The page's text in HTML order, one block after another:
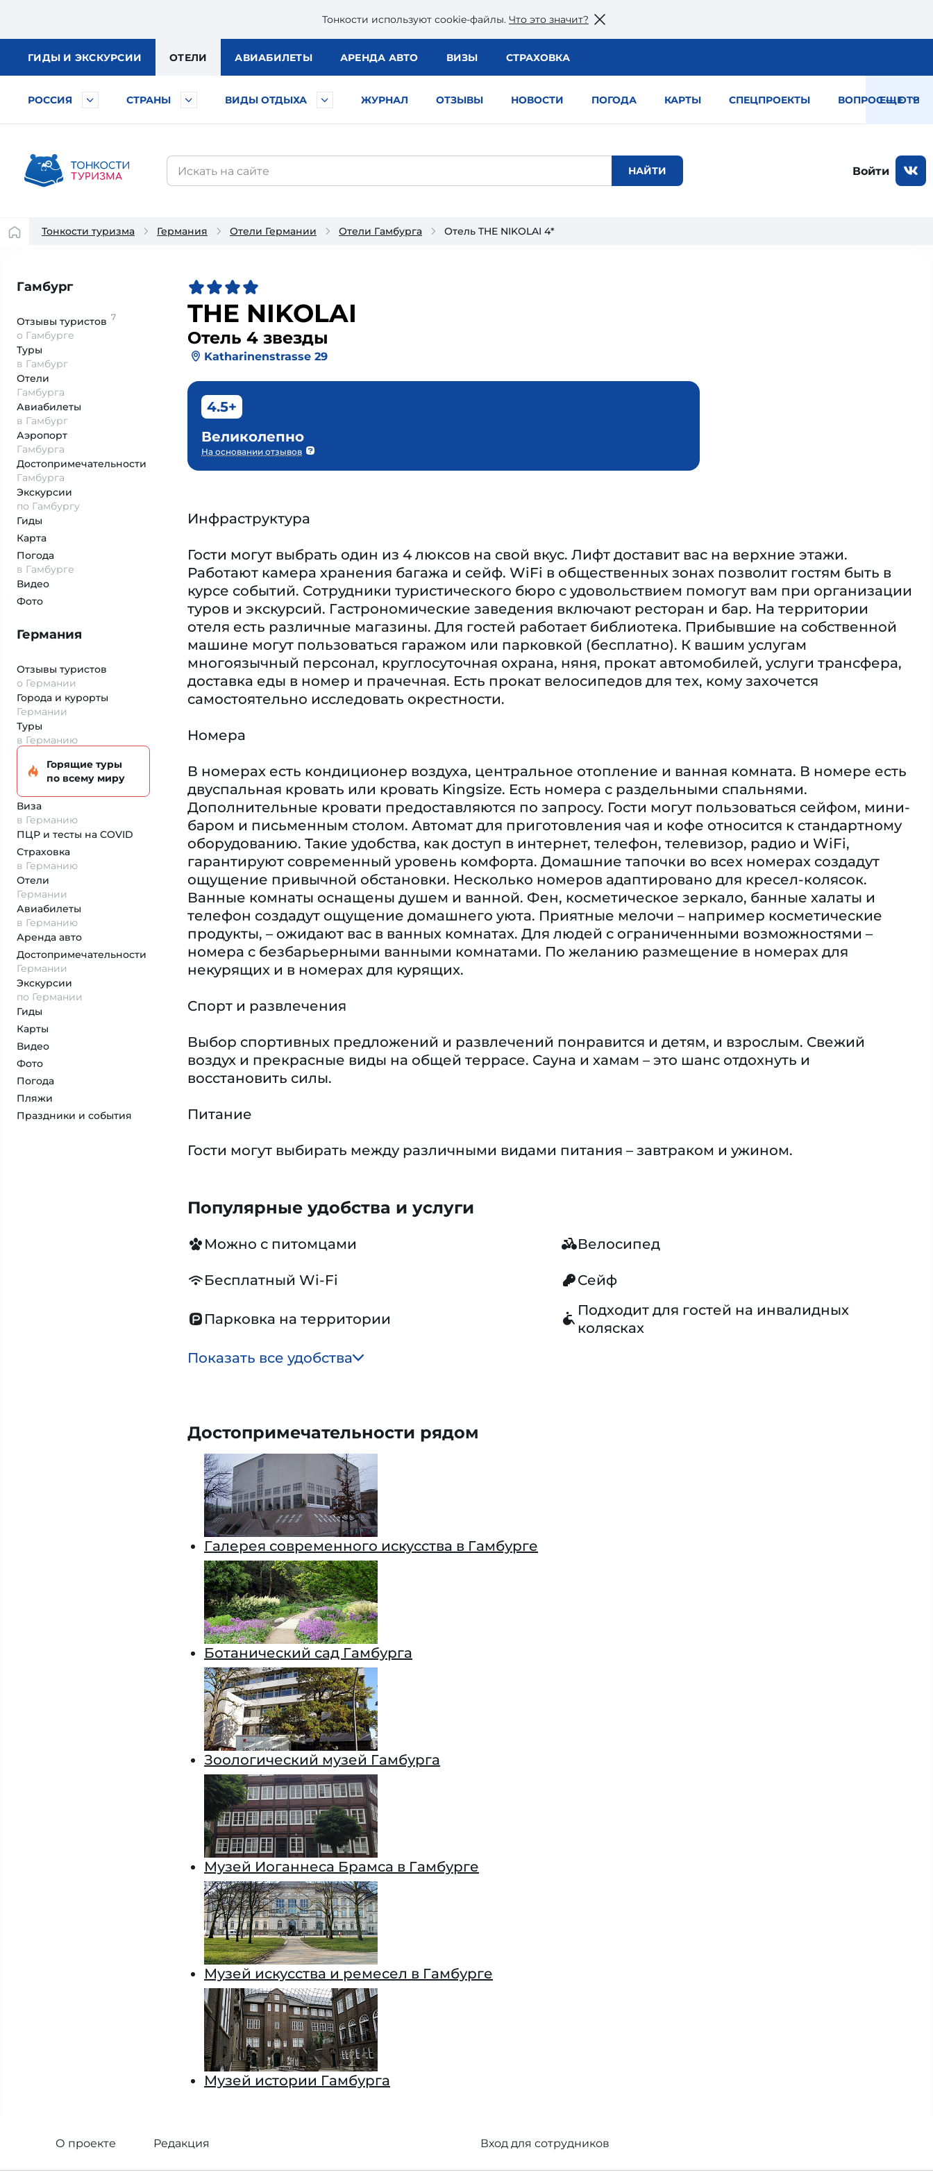
Тонкости используют сookie-файлы. Что это значит?
ГИДЫ И ЭКСКУРСИИ ОТЕЛИ АВИАБИЛЕТЫ АРЕНДА АВТО ВИЗЫ СТРАХОВКА
РОССИЯ СТРАНЫ ВИДЫ ОТДЫХА ЖУРНАЛ ОТЗЫВЫ НОВОСТИ ПОГОДА КАРТЫ СПЕЦПРОЕКТЫ ВОПРОС — ОТВЕТ
ЕЩЕ
Войти
Тонкости туризма Германия Отели Германии Отели Гамбурга Отель THE NIKOLAI 4*
Гамбург
Отзывы туристов 7
о Гамбурге
Туры
в Гамбург
Отели
Гамбурга
Авиабилеты
в Гамбург
Аэропорт
Гамбурга
Достопримеча­тельности
Гамбурга
Экскурсии
по Гамбургу
Гиды
Карта
Погода
в Гамбурге
Видео
Фото
Германия
Отзывы туристов
о Германии
Города и курорты
Германии
Туры
в Германию
Горящие туры
по всему миру
Виза
в Германию
ПЦР и тесты на COVID
Страховка
в Германию
Отели
Германии
Авиабилеты
в Германию
Аренда авто
Достопримеча­тельности
Германии
Экскурсии
по Германии
Гиды
Карты
Видео
Фото
Погода
Пляжи
Праздники и события
THE NIKOLAI
Отель 4 звезды
Katharinenstrasse 29
4.5+
Великолепно
На основании отзывов
Инфраструктура
Гости могут выбрать один из 4 люксов на свой вкус. Лифт доставит вас на верхние этажи.
Работают камера хранения багажа и сейф. WiFi в общественных зонах позволит гостям быть в
курсе событий. Сотрудники туристического бюро с удовольствием помогут вам при организации
туров и экскурсий. Гастрономические заведения включают ресторан и бар. На территории
отеля есть различные магазины. Для гостей работает библиотека. Прибывшие на собственной
машине могут пользоваться гаражом или парковкой (бесплатно). К вашим услугам
многоязычный персонал, круглосуточная охрана, няня, прокат автомобилей, услуги трансфера,
доставка еды в номер и прачечная. Есть прокат велосипедов для тех, кому захочется
самостоятельно исследовать окрестности.
Номера
В номерах есть кондиционер воздуха, центральное отопление и ванная комната. В номере есть
двуспальная кровать или кровать Kingsize. Есть номера с раздельными спальнями.
Дополнительные кровати предоставляются по запросу. Гости могут пользоваться сейфом, мини-
баром и письменным столом. Автомат для приготовления чая и кофе относится к стандартному
оборудованию. Такие удобства, как доступ в интернет, телефон, телевизор, радио и WiFi,
гарантируют современный уровень комфорта. Домашние тапочки во всех номерах создадут
ощущение привычной обстановки. Несколько номеров адаптировано для кресел-колясок.
Ванные комнаты оснащены душем и ванной. Фен, косметическое зеркало, банные халаты и
телефон создадут ощущение домашнего уюта. Приятные мелочи – например косметические
продукты, – ожидают вас в ванных комнатах. Для людей с ограниченными возможностями –
номера с безбарьерными ванными комнатами. По желанию размещение в номерах для
некурящих и в номерах для курящих.
Спорт и развлечения
Выбор спортивных предложений и развлечений понравится и детям, и взрослым. Свежий
воздух и прекрасные виды на общей террасе. Сауна и хамам – это шанс отдохнуть и
восстановить силы.
Питание
Гости могут выбирать между различными видами питания – завтраком и ужином.
Популярные удобства и услуги
Можно с питомцами Велосипед
Бесплатный Wi-Fi Сейф
Парковка на территории
Подходит для гостей на инвалидных
колясках
Показать все удобства
Достопримечательности рядом
Галерея современного искусства в Гамбурге
Ботанический сад Гамбурга
Зоологический музей Гамбурга
Музей Иоганнеса Брамса в Гамбурге
Музей искусства и ремесел в Гамбурге
Музей истории Гамбурга
О проекте Редакция Вход для сотрудников